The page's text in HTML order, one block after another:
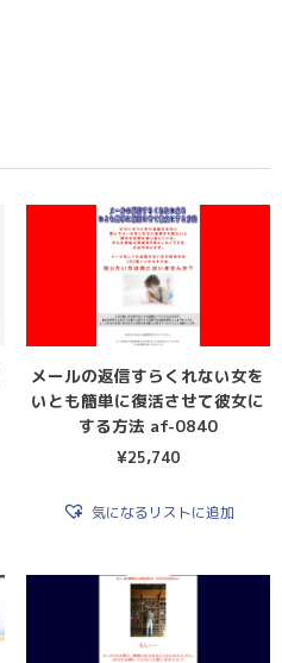
メールの返信すらくれない女を
いとも簡単に復活させて彼女に
する方法 af-0840
¥25,740
気になるリストに追加